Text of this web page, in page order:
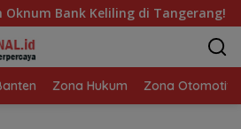
di Tangerang! Lomba
Zona Hukum Zona Otomotif